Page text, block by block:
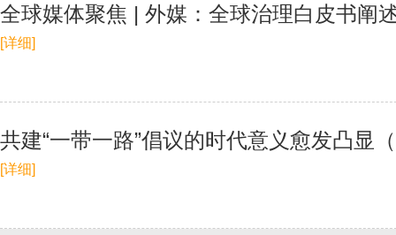
全球媒体聚焦 | 外媒：全球治理白皮书阐
[详细]
共建“一带一路”倡议的时代意义愈发凸显
[详细]